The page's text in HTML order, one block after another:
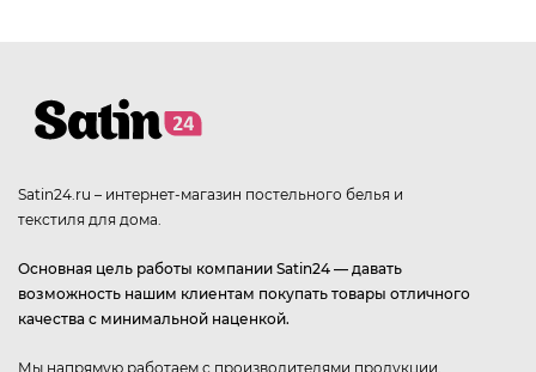
Satin24.ru – интернет-магазин постельного белья и
текстиля для дома.
Основная цель работы компании Satin24 — давать
возможность нашим клиентам покупать товары отличного
качества с минимальной наценкой.
Мы напрямую работаем с производителями продукции,